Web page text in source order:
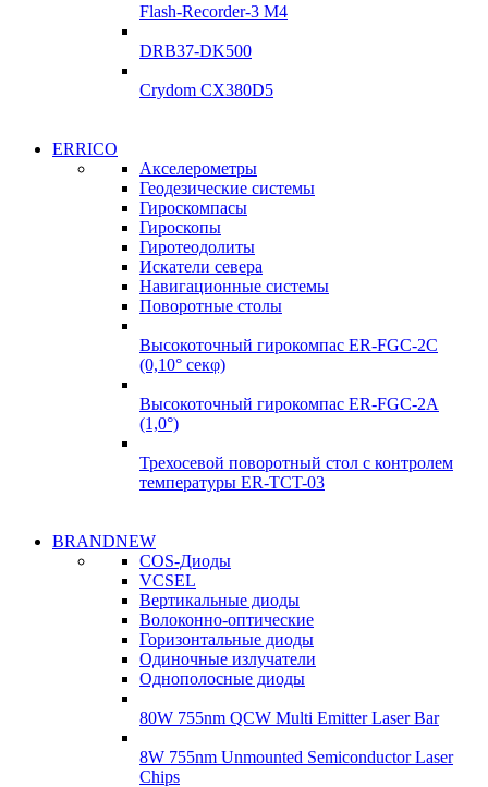
Flash-Recorder-3 М4
DRB37-DK500
Crydom CX380D5
ADClab
Подробнее
ADClab
Подробнее
ERRICO
Акселерометры
Геодезические системы
Гироскомпасы
Гироскопы
Гиротеодолиты
Искатели севера
Навигационные системы
Поворотные столы
Высокоточный гирокомпас ER-FGC-2C
(0,10° секφ)
Высокоточный гирокомпас ER-FGC-2A
(1,0°)
Трехосевой поворотный стол с контролем
температуры ER-TCT-03
Гироскопы
Подробнее
Надежные поставки
Гироскопы
Подробнее
BRANDNEW
COS-Диоды
VCSEL
Вертикальные диоды
Волоконно-оптические
Горизонтальные диоды
Одиночные излучатели
Однополосные диоды
80W 755nm QCW Multi Emitter Laser Bar
8W 755nm Unmounted Semiconductor Laser
Chips